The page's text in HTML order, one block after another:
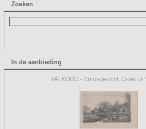
Zoeken
In de aanbieding
VALKOOG - Dorpsgezicht, Groet uit